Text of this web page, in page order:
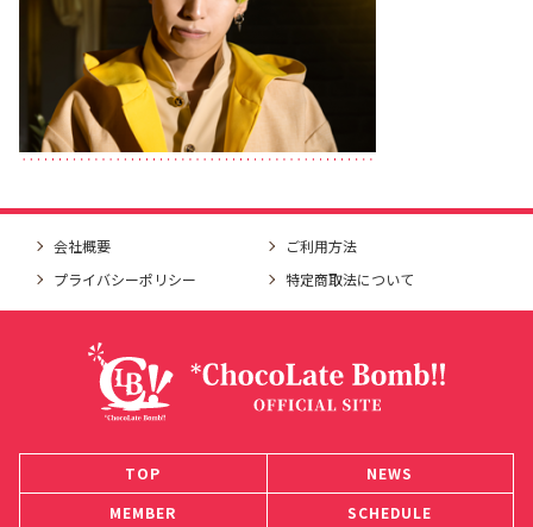
会社概要
ご利用方法
プライバシーポリシー
特定商取法について
TOP
NEWS
MEMBER
SCHEDULE